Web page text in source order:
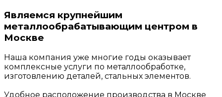
Являемся крупнейшим
металлообрабатывающим центром в
Москве
Наша компания уже многие годы оказывает
комплексные услуги по металлообработке,
изготовлению деталей, стальных элементов.
Удобное расположение производства в Москве